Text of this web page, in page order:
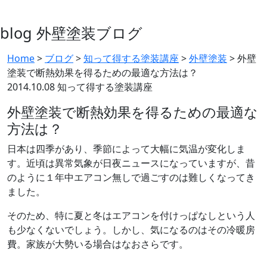
blog 外壁塗装ブログ
Home> ブログ>知って得する塗装講座 >外壁塗装 >外壁
塗装で断熱効果を得るための最適な方法は？
2014.10.08知って得する塗装講座
外壁塗装で断熱効果を得るための最適な
方法は？
日本は四季があり、季節によって大幅に気温が変化しま
す。近頃は異常気象が日夜ニュースになっていますが、昔
のように１年中エアコン無しで過ごすのは難しくなってき
ました。
そのため、特に夏と冬はエアコンを付けっぱなしという人
も少なくないでしょう。しかし、気になるのはその冷暖房
費。家族が大勢いる場合はなおさらです。